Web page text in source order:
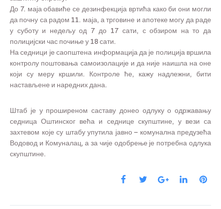
До 7. маја обавиће се дезинфекција вртића како би они могли
да почну са радом 11. маја, а трговине и апотеке могу да раде
у суботу и недељу од 7 до 17 сати, с обзиром на то да
полицијски час почиње у 18 сати.
На седници је саопштена информација да је полиција вршила
контролу поштовања самоизолације и да није наишла на оне
који су меру кршили. Контроле ће, кажу надлежни, бити
настављене и наредних дана.
Штаб је у проширеном саставу донео одлуку о одржавању
седница Оштинског већа и седнице скупштине, у вези са
захтевом које су штабу упутила јавно – комунална предузећа
Водовод и Комуналац, а за чије одобрење је потребна одлука
скупштине.